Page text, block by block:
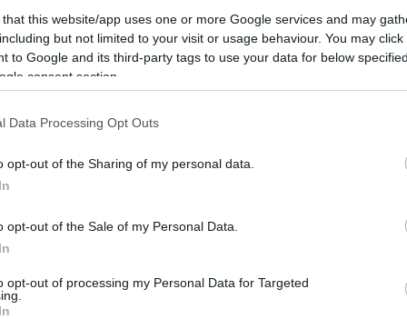
that this website/app uses one or more Google services and may
but not limited to your visit or usage behaviour. You may
to Google and its third-party tags to use your data for below
consent section.
Data Processing Opt Outs
opt-out of the Sharing of my personal data.
opt-out of the Sale of my Personal Data.
opt-out of processing my Personal Data for Targeted
Μιράντα: Η Αθηνά Ωνάση ήταν
και καλή μητέρα για την
της χρυσής κληρονόμου μίλησε για πρώτη
διαζύγιό τους